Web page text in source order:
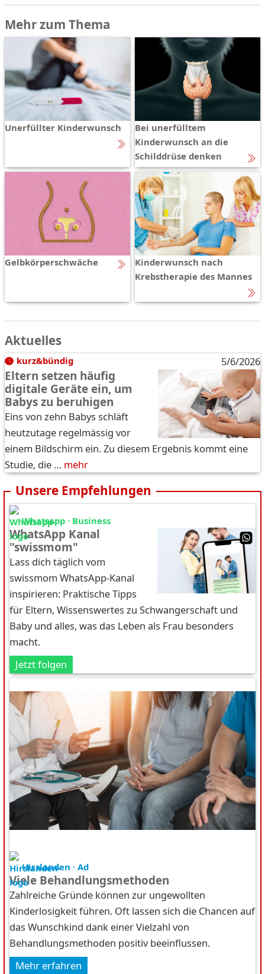
Mehr zum Thema
Unerfüllter Kinderwunsch
Bei unerfülltem
Kinderwunsch an die
Schilddrüse denken
Gelbkörperschwäche
Kinderwunsch nach
Krebstherapie des Mannes
Aktuelles
kurz&bündig 5/6/2026
Eltern setzen häufig
digitale Geräte ein, um
Babys zu beruhigen
Eins von zehn Babys schläft
heutzutage regelmässig vor
einem Bildschirm ein. Zu diesem Ergebnis kommt eine
Studie, die … mehr
Unsere Empfehlungen
Whatsapp · Business
WhatsApp Kanal
"swissmom"
Lass dich täglich vom
swissmom WhatsApp-Kanal
inspirieren: Praktische Tipps
für Eltern, Wissenswertes zu Schwangerschaft und
Baby und alles, was das Leben als Frau besonders
macht.
Jetzt folgen
Hirslanden · Ad
Viele Behandlungsmethoden
Zahlreiche Gründe können zur ungewollten
Kinderlosigkeit führen. Oft lassen sich die Chancen auf
das Wunschkind dank einer Vielzahl von
Behandlungsmethoden positiv beeinflussen.
Mehr erfahren